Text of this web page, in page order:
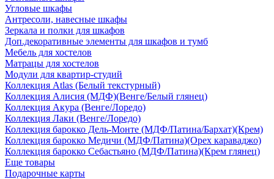
Угловые шкафы
Антресоли, навесные шкафы
Зеркала и полки для шкафов
Доп.декоративные элементы для шкафов и тумб
Мебель для хостелов
Матрацы для хостелов
Модули для квартир-студий
Коллекция Atlas (Белый текстурный)
Коллекция Алисия (МДФ)(Венге/Белый глянец)
Коллекция Акура (Венге/Лоредо)
Коллекция Лаки (Венге/Лоредо)
Коллекция барокко Дель-Монте (МДФ/Патина/Бархат)(Крем)
Коллекция барокко Медичи (МДФ/Патина)(Орех караваджо)
Коллекция барокко Себастьяно (МДФ/Патина)(Крем глянец)
Еще товары
Подарочные карты